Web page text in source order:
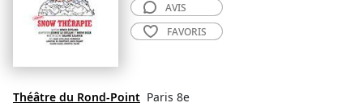
Théâtre du Rond-Point Paris 8e
AVIS
FAVORIS